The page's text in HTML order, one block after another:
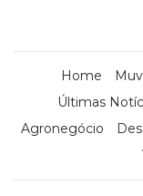
Home
Últimas
Agronegócio